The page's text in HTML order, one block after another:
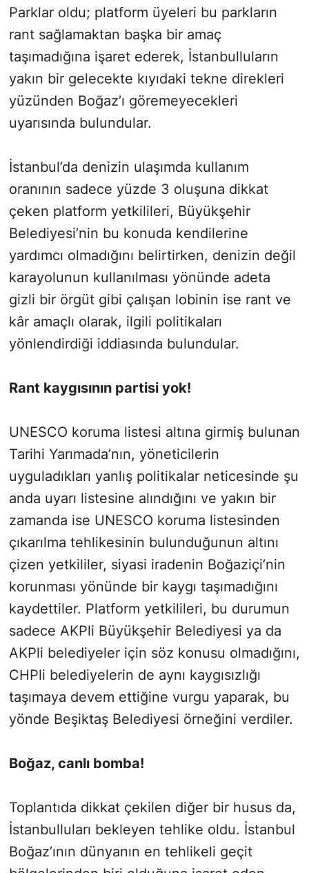
Parklar oldu; platform üyeleri bu parkların
rant sağlamaktan başka bir amaç
taşımadığına işaret ederek, İstanbulluların
yakın bir gelecekte kıyıdaki tekne direkleri
yüzünden Boğaz’ı göremeyecekleri
uyarısında bulundular.
İstanbul’da denizin ulaşımda kullanım
oranının sadece yüzde 3 oluşuna dikkat
çeken platform yetkilileri, Büyükşehir
Belediyesi’nin bu konuda kendilerine
yardımcı olmadığını belirtirken, denizin değil
karayolunun kullanılması yönünde adeta
gizli bir örgüt gibi çalışan lobinin ise rant ve
kâr amaçlı olarak, ilgili politikaları
yönlendirdiği iddiasında bulundular.
Rant kaygısının partisi yok!
UNESCO koruma listesi altına girmiş bulunan
Tarihi Yarımada’nın, yöneticilerin
uyguladıkları yanlış politikalar neticesinde şu
anda uyarı listesine alındığını ve yakın bir
zamanda ise UNESCO koruma listesinden
çıkarılma tehlikesinin bulunduğunun altını
çizen yetkililer, siyasi iradenin Boğaziçi’nin
korunması yönünde bir kaygı taşımadığını
kaydettiler. Platform yetkilileri, bu durumun
sadece AKPli Büyükşehir Belediyesi ya da
AKPli belediyeler için söz konusu olmadığını,
CHPli belediyelerin de aynı kaygısızlığı
taşımaya devem ettiğine vurgu yaparak, bu
yönde Beşiktaş Belediyesi örneğini verdiler.
Boğaz, canlı bomba!
Toplantıda dikkat çekilen diğer bir husus da,
İstanbulluları bekleyen tehlike oldu. İstanbul
Boğaz’ının dünyanın en tehlikeli geçit